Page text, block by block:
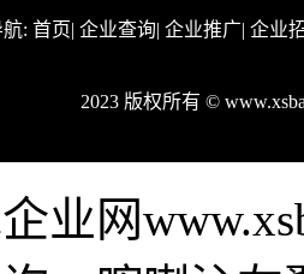
: 首页| 企业查询| 企业推广| 企业
2023 版权所有 ©
业网